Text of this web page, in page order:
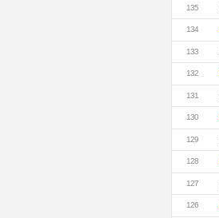
135
134
133
132
131
130
129
128
127
126